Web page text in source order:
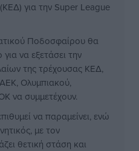
για την Super League
Ποδοσφαίρου θα
για να εξετάσει την
της τρέχουσας ΚΕΔ,
Ολυμπιακού,
να συμμετέχουν.
να παραμείνει, ενώ
με τον
θετική στάση και